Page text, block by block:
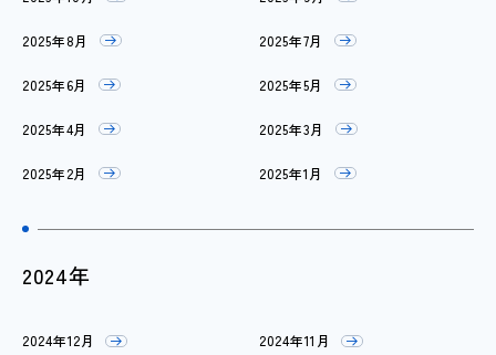
2025年8月 2025年7月
2025年6月 2025年5月
2025年4月 2025年3月
2025年2月 2025年1月
2024年
2024年12月 2024年11月